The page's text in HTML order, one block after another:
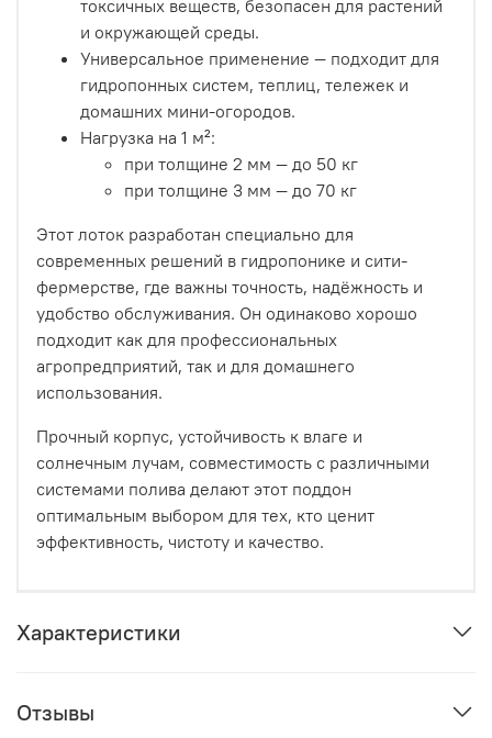
токсичных веществ, безопасен для растений
и окружающей среды.
Универсальное применение — подходит для
гидропонных систем, теплиц, тележек и
домашних мини-огородов.
Нагрузка на 1 м²:
при толщине 2 мм — до 50 кг
при толщине 3 мм — до 70 кг
Этот лоток разработан специально для
современных решений в гидропонике и сити-
фермерстве, где важны точность, надёжность и
удобство обслуживания. Он одинаково хорошо
подходит как для профессиональных
агропредприятий, так и для домашнего
использования.
Прочный корпус, устойчивость к влаге и
солнечным лучам, совместимость с различными
системами полива делают этот поддон
оптимальным выбором для тех, кто ценит
эффективность, чистоту и качество.
Характеристики
Отзывы